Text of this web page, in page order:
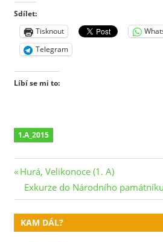
Sdílet:
Tisknout
Telegram
Líbí se mi to:
1.A_2015
Navigace
pro
příspěvek
Previous
Post:
Hurá, Velikonoce (1. A)
Next
Post:
Exkurze do Národního
KAM DÁL?